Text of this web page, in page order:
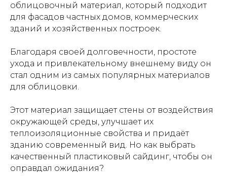
облицовочный материал, который подходит
для фасадов частных домов, коммерческих
зданий и хозяйственных построек.
Благодаря своей долговечности, простоте
ухода и привлекательному внешнему виду он
стал одним из самых популярных материалов
для облицовки.
Этот материал защищает стены от воздействия
окружающей среды, улучшает их
теплоизоляционные свойства и придаёт
зданию современный вид. Но как выбрать
качественный пластиковый сайдинг, чтобы он
оправдал ожидания?